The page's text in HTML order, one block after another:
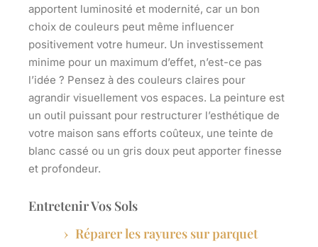
apportent luminosité et modernité, car un bon
choix de couleurs peut même influencer
positivement votre humeur. Un investissement
minime pour un maximum d’effet, n’est-ce pas
l’idée ? Pensez à des couleurs claires pour
agrandir visuellement vos espaces. La peinture est
un outil puissant pour restructurer l’esthétique de
votre maison sans efforts coûteux, une teinte de
blanc cassé ou un gris doux peut apporter finesse
et profondeur.
Entretenir Vos Sols
Réparer les rayures sur parquet